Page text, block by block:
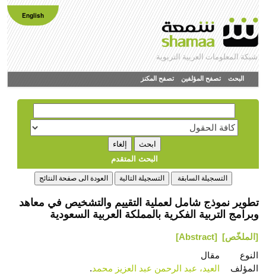
English
شبكة المعلومات العربية التربوية
البحث تصفح المؤلفين تصفح المكنز
البحث المتقدم
تطوير نموذج شامل لعملية التقييم والتشخيص في معاهد
وبرامج التربية الفكرية بالمملكة العربية السعودية
[الملخّص] [Abstract]
النوع
مقال
المؤلف
العيد، عبد الرحمن عبد العزيز محمد.